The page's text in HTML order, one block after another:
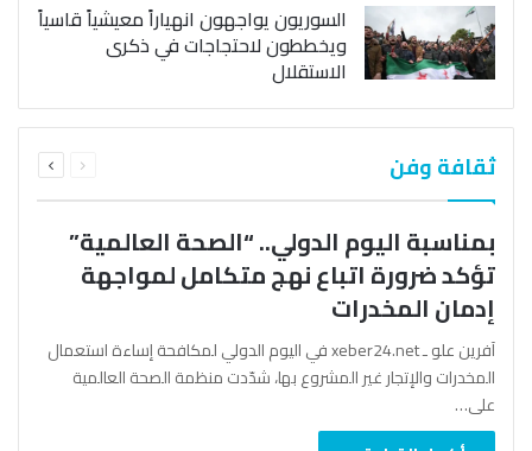
السوريون يواجهون انهياراً معيشياً قاسياً
ويخططون لاحتجاجات في ذكرى
الاستقلال
ثقافة وفن الصفحةالصفحة
بمناسبة اليوم الدولي.. “الصحة العالمية”
تؤكد ضرورة اتباع نهج متكامل لمواجهة
إدمان المخدرات
آفرين علو ـ xeber24.net في اليوم الدولي لمكافحة إساءة استعمال
المخدرات والإتجار غير المشروع بها، شدّدت منظمة الصحة العالمية
على…